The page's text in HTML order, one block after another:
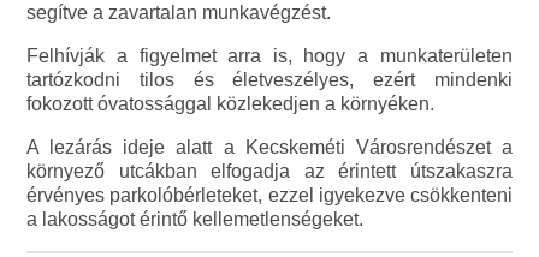
segítve a zavartalan munkavégzést.
Felhívják a figyelmet arra is, hogy a munkaterületen
tartózkodni tilos és életveszélyes, ezért mindenki
fokozott óvatossággal közlekedjen a környéken.
A lezárás ideje alatt a Kecskeméti Városrendészet a
környező utcákban elfogadja az érintett útszakaszra
érvényes parkolóbérleteket, ezzel igyekezve csökkenteni
a lakosságot érintő kellemetlenségeket.